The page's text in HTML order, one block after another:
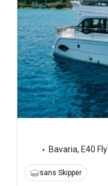
Bavaria, E40 Fly
sans Skipper